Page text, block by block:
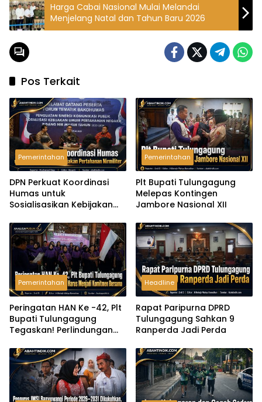
Harga Cabai Nasional Mulai Melandai
Menjelang Natal dan Tahun Baru 2026
Pos Terkait
Pemerintahan
DPN Perkuat Koordinasi
Humas untuk
Sosialisasikan Kebijakan
Pemerintahan
Plt Bupati Tulungagung
Melepas Kontingen
Jambore Nasional XII
Pemerintahan
Peringatan HAN Ke -42, Plt
Bupati Tulungagung
Tegaskan! Perlindungan
Komitmen Bersama
Headline
Rapat Paripurna DPRD
Tulungagung Sahkan 9
Ranperda Jadi Perda